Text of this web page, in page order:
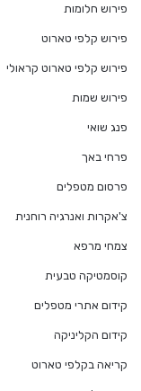
פירוש חלומות
פירוש קלפי טארוט
פירוש קלפי טארוט קראולי
פירוש שמות
פנג שואי
פרחי באך
פרסום מטפלים
צ'אקרות ואנרגיה רוחנית
צמחי מרפא
קוסמטיקה טבעית
קידום אתרי מטפלים
קידום הקליניקה
קריאה בקלפי טארוט